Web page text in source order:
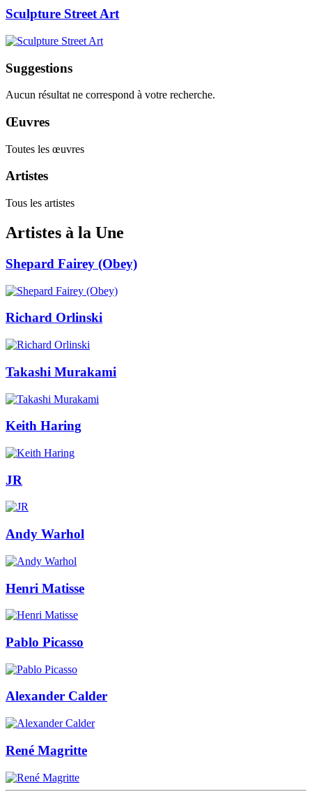
Sculpture Street Art
Suggestions
Aucun résultat ne correspond à votre recherche.
Œuvres
Toutes les œuvres
Artistes
Tous les artistes
Artistes à la Une
Shepard Fairey (Obey)
Richard Orlinski
Takashi Murakami
Keith Haring
JR
Andy Warhol
Henri Matisse
Pablo Picasso
Alexander Calder
René Magritte